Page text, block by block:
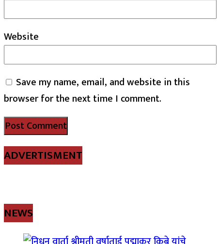
Website
Save my name, email, and website in this
browser for the next time I comment.
ADVERTISMENT
NEWS